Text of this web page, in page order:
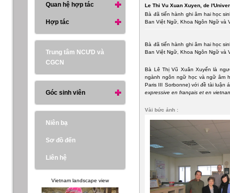
Le Thi Vu Xuan Xuyen, de
Bà đã tiến hành ghi âm hai học
Ban Việt Ngữ, Khoa Ngôn Ngữ và
Bà đã tiến hành ghi âm hai học
Ban Việt Ngữ, Khoa Ngôn Ngữ và
Bà Lê Thị Vũ Xuân Xuyến là
ngành ngôn ngữ học và ngữ âm
Paris III Sorbonne) với đề tài luận
expressive en français et en
Vài bức ảnh :
Quan hệ hợp tác
Hợp tác
Trung tâm NCƯD và
CGCN
Góc sinh viên
Niên bạ
Sơ đồ đến
Liên hệ
Vietnam landscape view